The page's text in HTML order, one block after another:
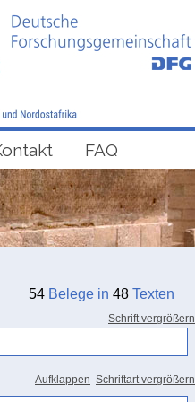
FAQ
54 Belege in 48 Texten
Schrift vergrößern
Aufklappen Schriftart vergrößern